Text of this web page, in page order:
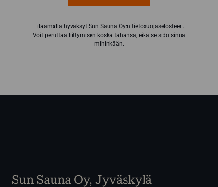
Tilaamalla hyväksyt Sun Sauna Oy:n tietosuojaselosteen.
Voit peruttaa liittymisen koska tahansa, eikä se sido sinua
mihinkään.
Sun Sauna Oy, Jyväskylä